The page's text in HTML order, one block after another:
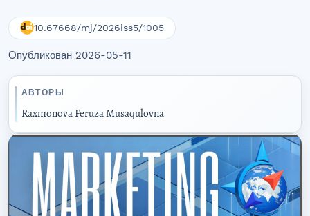
10.67668/mj/2026iss5/1005
Опубликован 2026-05-11
АВТОРЫ
Raxmonova Feruza Musaqulovna